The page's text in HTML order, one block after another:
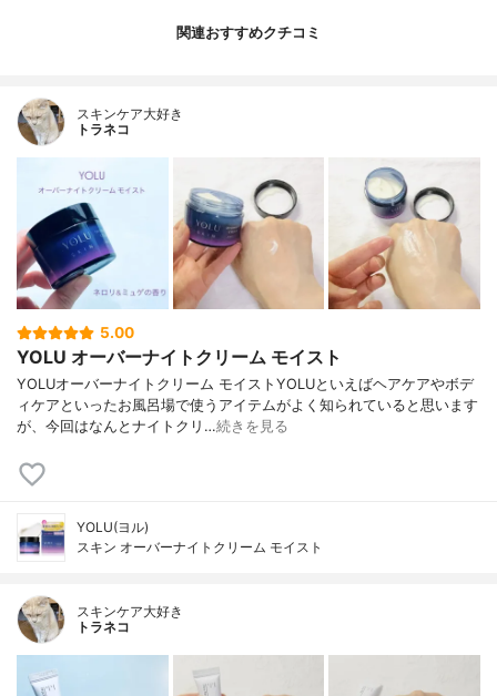
関連おすすめクチコミ
スキンケア大好き
トラネコ
5.00
YOLU オーバーナイトクリーム モイスト
YOLUオーバーナイトクリーム モイストYOLUといえばヘアケアやボデ
ィケアといったお風呂場で使うアイテムがよく知られていると思います
が、今回はなんとナイトクリ…続きを見る
YOLU(ヨル)
スキン オーバーナイトクリーム モイスト
スキンケア大好き
トラネコ